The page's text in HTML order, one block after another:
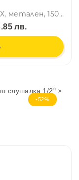
Шлаух за подвижен душ ITALOMIX, метален, 150 см, ниско бюджетен вариант маркуч
лв.
-52%